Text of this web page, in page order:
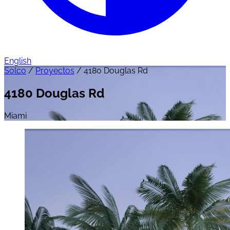
English
Solco / Proyectos / 4180 Douglas Rd
4180 Douglas Rd
Miami